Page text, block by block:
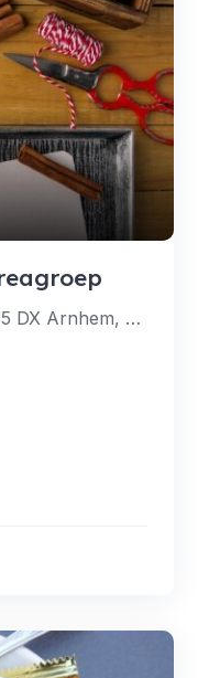
Slochterenweg 40, 6835 DX Arnhem, Nederland